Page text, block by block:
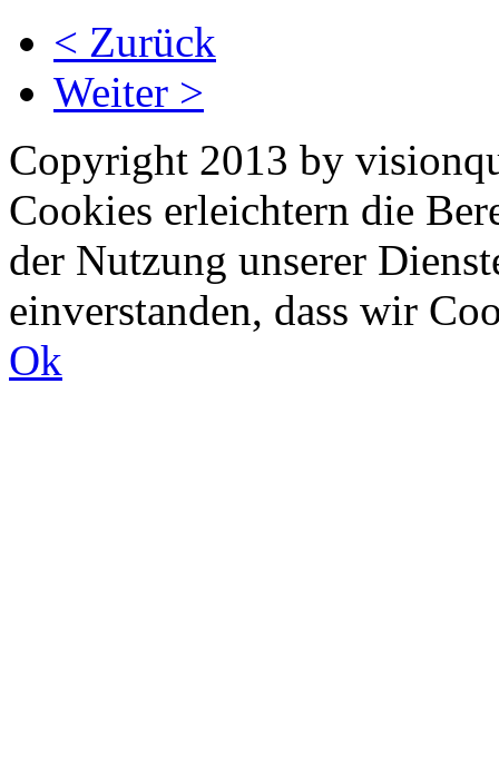
< Zurück
Weiter >
Copyright 2013 by
Cookies erleichtern die
der Nutzung unserer
einverstanden, dass wir
Ok